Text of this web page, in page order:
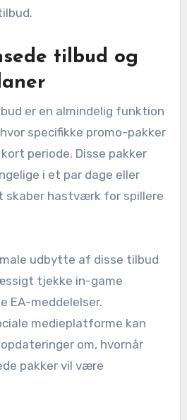
tilbud og
er en almindelig funktion
hvor specifikke promo-pakker
periode. Disse pakker
i et par dage eller
skaber hastværk for spillere
udbytte af disse tilbud
tjekke in-game
EA-meddelelser.
medieplatforme kan
om, hvornår
pakker vil være